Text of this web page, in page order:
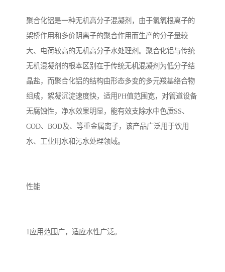
聚合化铝是一种无机高分子混凝剂，由于氢氧根离子的
架桥作用和多价阴离子的聚合作用而生产的分子量较
大、电荷较高的无机高分子水处理剂。聚合化铝与传统
无机混凝剂的根本区别在于传统无机混凝剂为低分子结
晶盐，而聚合化铝的结构由形态多变的多元羧基络合物
组成，絮凝沉淀速度快，适用PH值范围宽，对管道设备
无腐蚀性，净水效果明显，能有效支除水中色质SS、
COD、BOD及、等重金属离子，该产品广泛用于饮用
水、工业用水和污水处理领域。
性能
1应用范围广，适应水性广泛。